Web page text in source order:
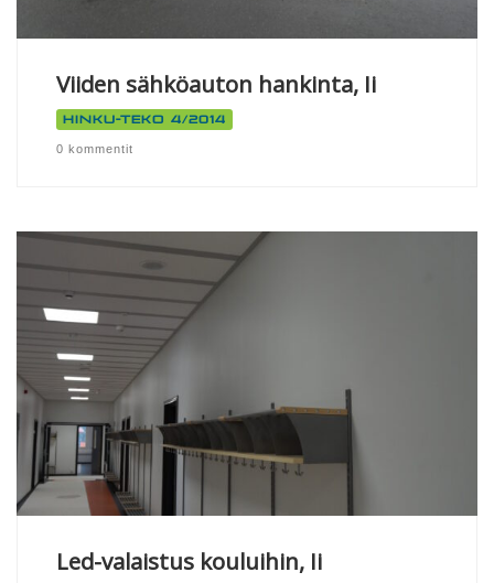
Viiden sähköauton hankinta, Ii
Hinku-teko 4/2014
0 kommentit
Led-valaistus kouluihin, Ii